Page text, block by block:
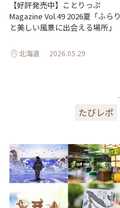
【好評発売中】ことりっぷ
Magazine Vol.49 2026夏「ふらり
と美しい風景に出会える場所」
北海道 2026.05.29
たびレポ